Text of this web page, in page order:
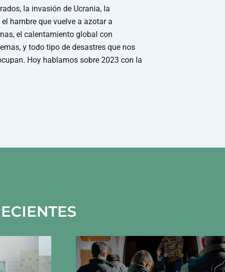
la invasión de Ucrania, la
hambre que vuelve a azotar a
el calentamiento global con
y todo tipo de desastres que nos
Hoy hablamos sobre 2023 con la